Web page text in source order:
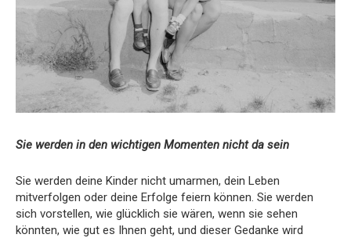
Sie werden in den wichtigen Momenten nicht da sein
Sie werden deine Kinder nicht umarmen, dein Leben
mitverfolgen oder deine Erfolge feiern können. Sie werden
sich vorstellen, wie glücklich sie wären, wenn sie sehen
könnten, wie gut es Ihnen geht, und dieser Gedanke wird